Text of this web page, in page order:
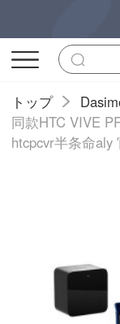
トップ
同款HTC VIVE
htcpcvr半条命aly